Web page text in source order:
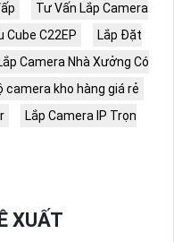
Tư Vấn Lắp Camera
Cube C22EP
Lắp Đặt
Camera Nhà Xưởng Có
camera kho hàng giá rẻ
Lắp Camera IP Trọn
XUẤT